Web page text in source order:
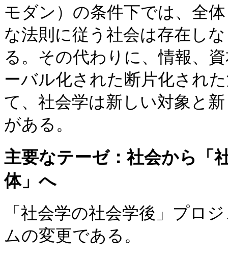
モダン）の条件下では、全
な法則に従う社会は存在し
る。その代わりに、情報、
ーバル化された断片化され
て、社会学は新しい対象と
がある。
主要なテーゼ：社会から「
体」へ
「社会学の社会学後」プロ
ムの変更である。